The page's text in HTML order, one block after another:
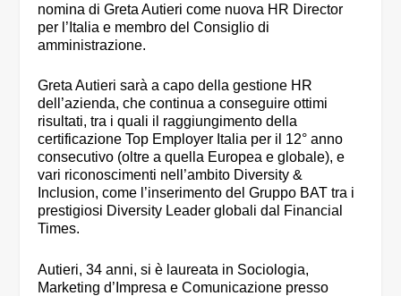
nomina di Greta Autieri come nuova HR Director
per l’Italia e membro del Consiglio di
amministrazione.
Greta Autieri sarà a capo della gestione HR
dell’azienda, che continua a conseguire ottimi
risultati, tra i quali il raggiungimento della
certificazione Top Employer Italia per il 12° anno
consecutivo (oltre a quella Europea e globale), e
vari riconoscimenti nell’ambito Diversity &
Inclusion, come l’inserimento del Gruppo BAT tra i
prestigiosi Diversity Leader globali dal Financial
Times.
Autieri, 34 anni, si è laureata in Sociologia,
Marketing d’Impresa e Comunicazione presso